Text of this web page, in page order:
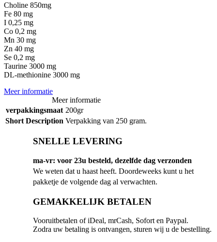
Choline 850mg
Fe 80 mg
I 0,25 mg
Co 0,2 mg
Mn 30 mg
Zn 40 mg
Se 0,2 mg
Taurine 3000 mg
DL-methionine 3000 mg
Meer informatie
Meer informatie
verpakkingsmaat 200gr
Short Description Verpakking van 250 gram.
SNELLE LEVERING
ma-vr: voor 23u besteld, dezelfde dag verzonden
We weten dat u haast heeft. Doordeweeks kunt u het
pakketje de volgende dag al verwachten.
GEMAKKELIJK BETALEN
Vooruitbetalen of iDeal, mrCash, Sofort en Paypal.
Zodra uw betaling is ontvangen, sturen wij u de bestelling.